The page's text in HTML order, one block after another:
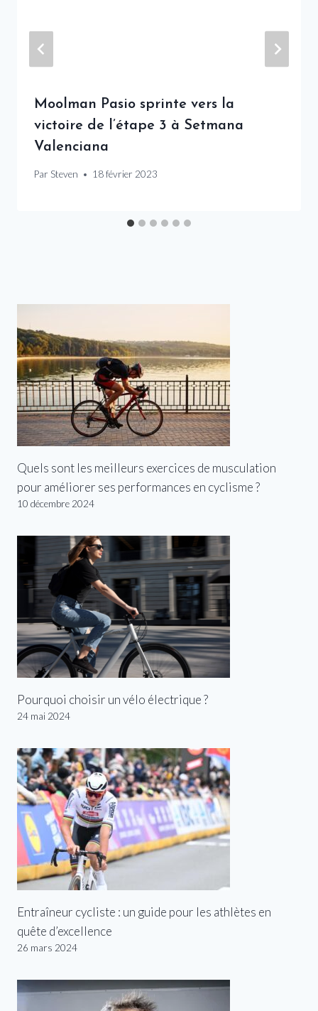
Moolman Pasio sprinte vers la
victoire de l’étape 3 à Setmana
Valenciana
Par Steven 18 février 2023
Quels sont les meilleurs exercices de musculation
pour améliorer ses performances en cyclisme ?
10 décembre 2024
Pourquoi choisir un vélo électrique ?
24 mai 2024
Entraîneur cycliste : un guide pour les athlètes en
quête d’excellence
26 mars 2024